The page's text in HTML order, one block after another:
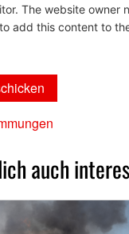
The website owner
add this content to
auch